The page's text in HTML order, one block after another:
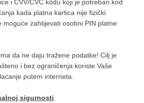
i CVV/CVC kôdu koji je potreban kod
kada platna kartica nije fizički
moguće zahtijevati osobni PIN platne
da ne daju tražene podatke! Cilj je
i bez ograničenja koriste Vaše
putem interneta.
sigurnosti.